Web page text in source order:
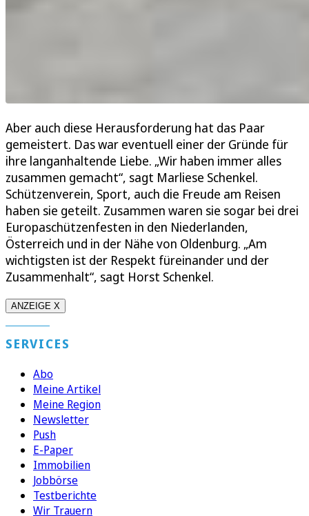
Aber auch diese Herausforderung hat das Paar
gemeistert. Das war eventuell einer der Gründe für
ihre langanhaltende Liebe. „Wir haben immer alles
zusammen gemacht“, sagt Marliese Schenkel.
Schützenverein, Sport, auch die Freude am Reisen
haben sie geteilt. Zusammen waren sie sogar bei drei
Europaschützenfesten in den Niederlanden,
Österreich und in der Nähe von Oldenburg. „Am
wichtigsten ist der Respekt füreinander und der
Zusammenhalt“, sagt Horst Schenkel.
ANZEIGE X
SERVICES
Abo
Meine Artikel
Meine Region
Newsletter
Push
E-Paper
Immobilien
Jobbörse
Testberichte
Wir Trauern